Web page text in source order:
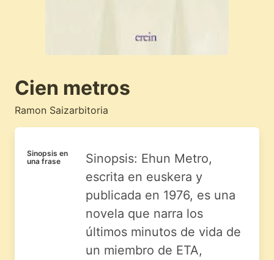
Cien metros
Ramon Saizarbitoria
Sinopsis en
una frase
Sinopsis: Ehun Metro,
escrita en euskera y
publicada en 1976, es una
novela que narra los
últimos minutos de vida de
un miembro de ETA,